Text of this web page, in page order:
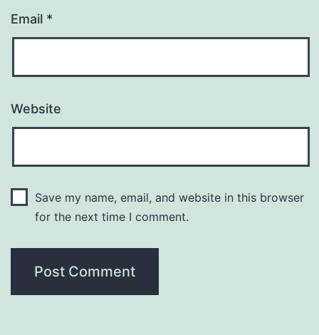
Email *
Website
Save my name, email, and website in this browser
for the next time I comment.